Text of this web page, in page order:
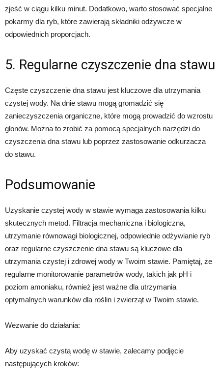
zjeść w ciągu kilku minut. Dodatkowo, warto stosować specjalne
pokarmy dla ryb, które zawierają składniki odżywcze w
odpowiednich proporcjach.
5. Regularne czyszczenie dna stawu
Częste czyszczenie dna stawu jest kluczowe dla utrzymania
czystej wody. Na dnie stawu mogą gromadzić się
zanieczyszczenia organiczne, które mogą prowadzić do wzrostu
glonów. Można to zrobić za pomocą specjalnych narzędzi do
czyszczenia dna stawu lub poprzez zastosowanie odkurzacza
do stawu.
Podsumowanie
Uzyskanie czystej wody w stawie wymaga zastosowania kilku
skutecznych metod. Filtracja mechaniczna i biologiczna,
utrzymanie równowagi biologicznej, odpowiednie odżywianie ryb
oraz regularne czyszczenie dna stawu są kluczowe dla
utrzymania czystej i zdrowej wody w Twoim stawie. Pamiętaj, że
regularne monitorowanie parametrów wody, takich jak pH i
poziom amoniaku, również jest ważne dla utrzymania
optymalnych warunków dla roślin i zwierząt w Twoim stawie.
Wezwanie do działania:
Aby uzyskać czystą wodę w stawie, zalecamy podjęcie
następujących kroków: